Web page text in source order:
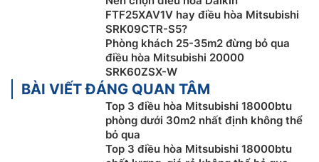
Điều hòa Mitsubishi 2 chiềuSRK/SRC50ZSPS-W5 được
trang bị bộ lọc khử mùi giữ không khí trong sạch bằng
cách loại bỏ các mùi hôi khó chịu trong phòng. Có thể
bảo trì bằng cách gỡ ra rửa bằng nước, phơi khô dưới
ánh nắng và tái sử dụng mà không cần thay thế.
FTF25XAV1V hay điều hòa Mitsubishi
SRK09CTR-S5?
Phòng khách 25-35m2 đừng bỏ qua
điều hòa Mitsubishi 20000
SRK60ZSX-W
BÀI VIẾT ĐÁNG QUAN TÂM
Top 3 điều hòa Mitsubishi 18000btu
phòng dưới 30m2 nhất định không thể
bỏ qua
Top 3 điều hòa Mitsubishi 18000btu